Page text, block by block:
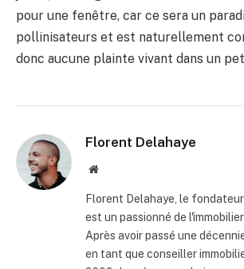
pour une fenêtre, car ce sera un
pollinisateurs et est naturellement
donc aucune plainte vivant dans un
Florent Delahaye
Site
Florent Delahaye, le
est un passionné de
Après avoir passé une
en tant que conseiller